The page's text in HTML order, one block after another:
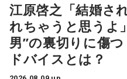
ホですよ、こんなの。早く分
奥迫：良かったです。私もそ
江原：ねえ。そんな男を見
それでいて仰るように、結婚
（左から）松井玲奈、平野
江原啓之「結婚さ
れちゃうと思うよ
男”の裏切りに傷
ドバイスとは？